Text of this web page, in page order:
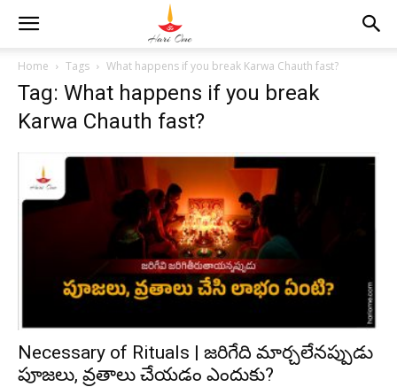
Home Tags What happens if you break Karwa Chauth fast?
Tag: What happens if you break
Karwa Chauth fast?
Necessary of Rituals | జరిగేది మార్చలేనప్పుడు
పూజలు, వ్రతాలు చేయడం ఎందుకు?